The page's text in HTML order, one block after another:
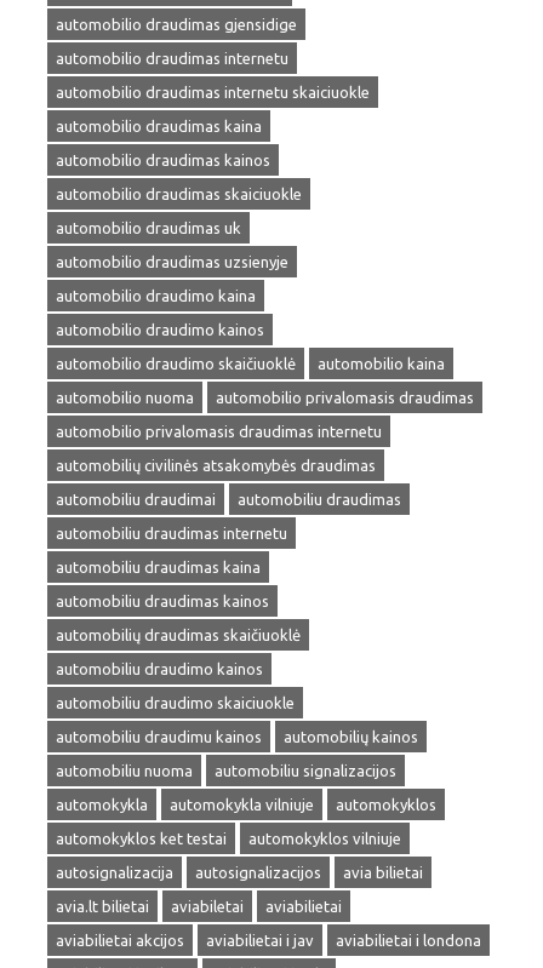
automobilio draudimas gjensidige
automobilio draudimas internetu
automobilio draudimas internetu skaiciuokle
automobilio draudimas kaina
automobilio draudimas kainos
automobilio draudimas skaiciuokle
automobilio draudimas uk
automobilio draudimas uzsienyje
automobilio draudimo kaina
automobilio draudimo kainos
automobilio draudimo skaičiuoklė
automobilio kaina
automobilio nuoma
automobilio privalomasis draudimas
automobilio privalomasis draudimas internetu
automobilių civilinės atsakomybės draudimas
automobiliu draudimai
automobiliu draudimas
automobiliu draudimas internetu
automobiliu draudimas kaina
automobiliu draudimas kainos
automobilių draudimas skaičiuoklė
automobiliu draudimo kainos
automobiliu draudimo skaiciuokle
automobiliu draudimu kainos
automobilių kainos
automobiliu nuoma
automobiliu signalizacijos
automokykla
automokykla vilniuje
automokyklos
automokyklos ket testai
automokyklos vilniuje
autosignalizacija
autosignalizacijos
avia bilietai
avia.lt bilietai
aviabiletai
aviabilietai
aviabilietai akcijos
aviabilietai i jav
aviabilietai i londona